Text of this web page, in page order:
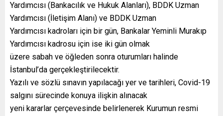
Yardımcısı (Bankacılık ve Hukuk Alanları), BDDK Uzman
Yardımcısı (İletişim Alanı) ve BDDK Uzman
Yardımcısı kadroları için bir gün, Bankalar Yeminli Murakıp
Yardımcısı kadrosu için ise iki gün olmak
üzere sabah ve öğleden sonra oturumları halinde
İstanbul’da gerçekleştirilecektir.
Yazılı ve sözlü sınavın yapılacağı yer ve tarihleri, Covid-19
salgını sürecinde konuya ilişkin alınacak
yeni kararlar çerçevesinde belirlenerek Kurumun resmi